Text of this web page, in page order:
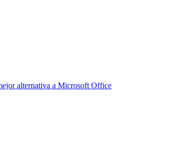
alternativa a Microsoft Office